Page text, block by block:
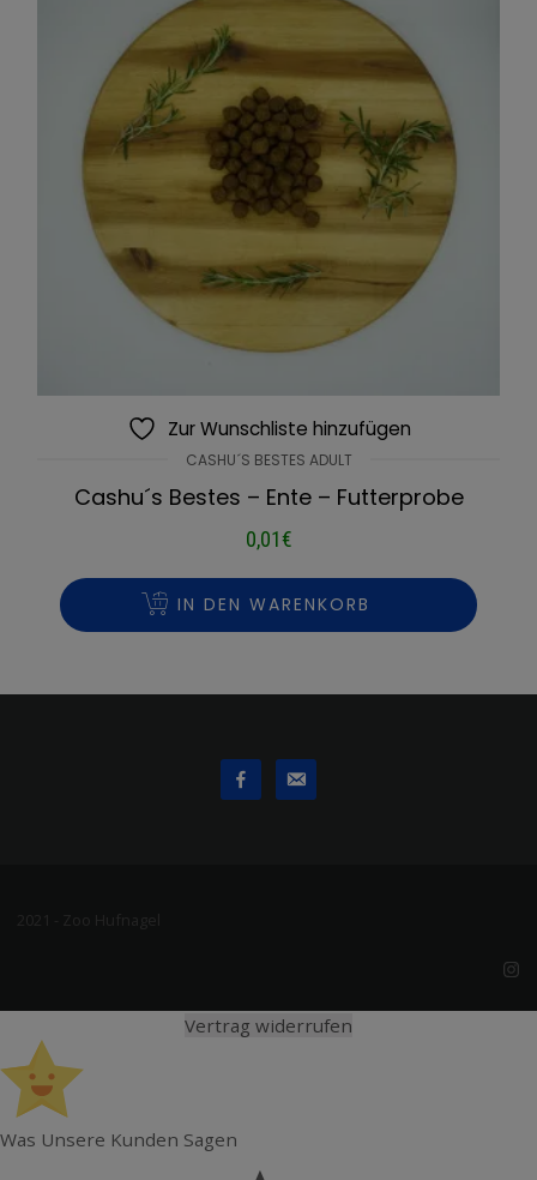
Zur Wunschliste hinzufügen
CASHU´S BESTES ADULT
Cashu´s Bestes – Ente – Futterprobe
0,01€
IN DEN WARENKORB
Vertrag widerrufen
Was Unsere Kunden Sagen